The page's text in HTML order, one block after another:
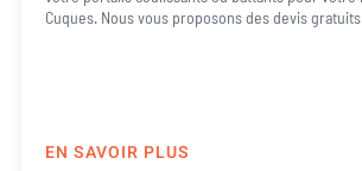
Cuques. Nous vous proposons des devis
EN SAVOIR PLUS